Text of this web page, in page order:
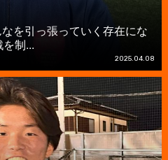
を引っ張っていく存在にな
制...
2025.04.08